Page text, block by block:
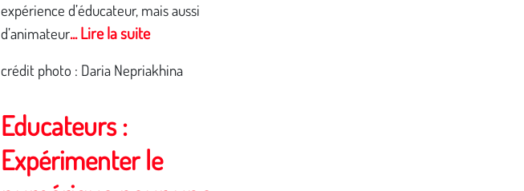
expérience d’éducateur, mais aussi
d’animateur... Lire la suite
crédit photo : Daria Nepriakhina
Educateurs :
Expérimenter le